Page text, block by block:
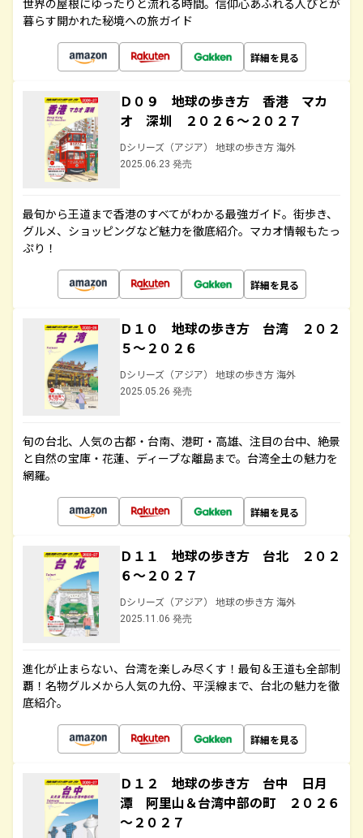
世界の屋根にゆったりと流れる時間。信仰心あふれる人びとが
暮らす開かれた秘境への旅ガイド
詳細を見る
Ｄ０９ 地球の歩き方 香港 マカ
オ 深圳 ２０２６～２０２７
Dシリーズ（アジア） 地球の歩き方 海外
2025.06.23 発売
最旬から王道まで香港のすべてがわかる最強ガイド。街歩き、
グルメ、ショッピングなど魅力を徹底紹介。マカオ情報もたっ
ぷり！
詳細を見る
Ｄ１０ 地球の歩き方 台湾 ２０２
５～２０２６
Dシリーズ（アジア） 地球の歩き方 海外
2025.05.26 発売
旬の台北、人気の古都・台南、港町・高雄、注目の台中、絶景
と自然の宝庫・花蓮、ディープな離島まで。台湾全土の魅力を
網羅。
詳細を見る
Ｄ１１ 地球の歩き方 台北 ２０２
６～２０２７
Dシリーズ（アジア） 地球の歩き方 海外
2025.11.06 発売
進化が止まらない、台湾を楽しみ尽くす！最旬＆王道も全部制
覇！名物グルメから人気の九份、平渓線まで、台北の魅力を徹
底紹介。
詳細を見る
Ｄ１２ 地球の歩き方 台中 日月
潭 阿里山＆台湾中部の町 ２０２６
～２０２７